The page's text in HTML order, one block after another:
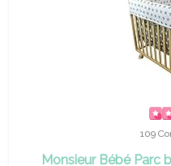
109
Monsieur Bébé Parc